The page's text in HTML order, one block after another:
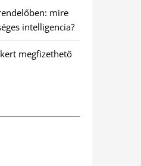
mire
intelligencia?
megfizethető